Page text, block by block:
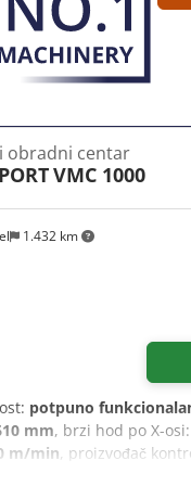
1.432 km
obradni centar
VMC 1000
potpuno
mm, brzi hod po X-osi:
m/min, proizvođač
dužina: